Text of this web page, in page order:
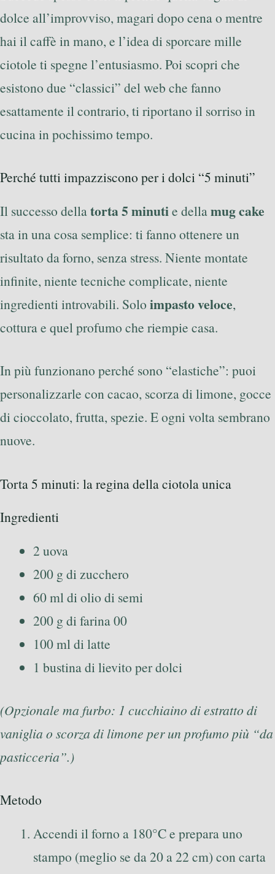
dolce all’improvviso, magari dopo cena o mentre
hai il caffè in mano, e l’idea di sporcare mille
ciotole ti spegne l’entusiasmo. Poi scopri che
esistono due “classici” del web che fanno
esattamente il contrario, ti riportano il sorriso in
cucina in pochissimo tempo.
Perché tutti impazziscono per i dolci “5 minuti”
Il successo dellatorta 5 minutie dellamug cake
sta in una cosa semplice: ti fanno ottenere un
risultato da forno, senza stress. Niente montate
infinite, niente tecniche complicate, niente
ingredienti introvabili. Solo impasto veloce,
cottura e quel profumo che riempie casa.
In più funzionano perché sono “elastiche”: puoi
personalizzarle con cacao, scorza di limone, gocce
di cioccolato, frutta, spezie. E ogni volta sembrano
nuove.
Torta 5 minuti: la regina della ciotola unica
Ingredienti
2 uova
200 g di zucchero
60 ml di olio di semi
200 g di farina 00
100 ml di latte
1 bustina di lievito per dolci
(Opzionale ma furbo: 1 cucchiaino di estratto di
vaniglia o scorza di limone per un profumo più “da
pasticceria”.)
Metodo
Accendi il forno a 180°C e prepara uno
stampo (meglio se da 20 a 22 cm) con carta